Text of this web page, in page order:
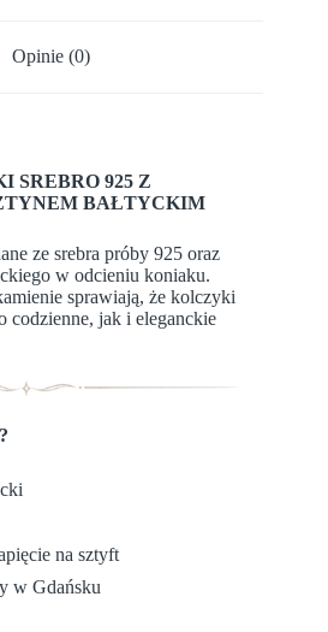
Opinie (0)
SREBRO 925 Z
BAŁTYCKIM
ze srebra próby 925 oraz
w odcieniu koniaku.
sprawiają, że kolczyki
codzienne, jak i eleganckie
na sztyft
w Gdańsku